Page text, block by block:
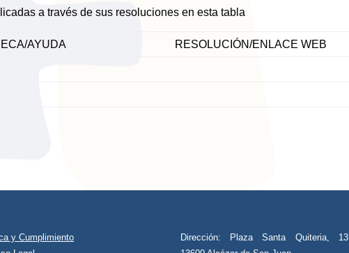
a través de sus resoluciones en esta tabla
AYUDA RESOLUCIÓN/ENLACE WEB
y Cumplimiento
Dirección: Plaza Santa Quiteria, 13,